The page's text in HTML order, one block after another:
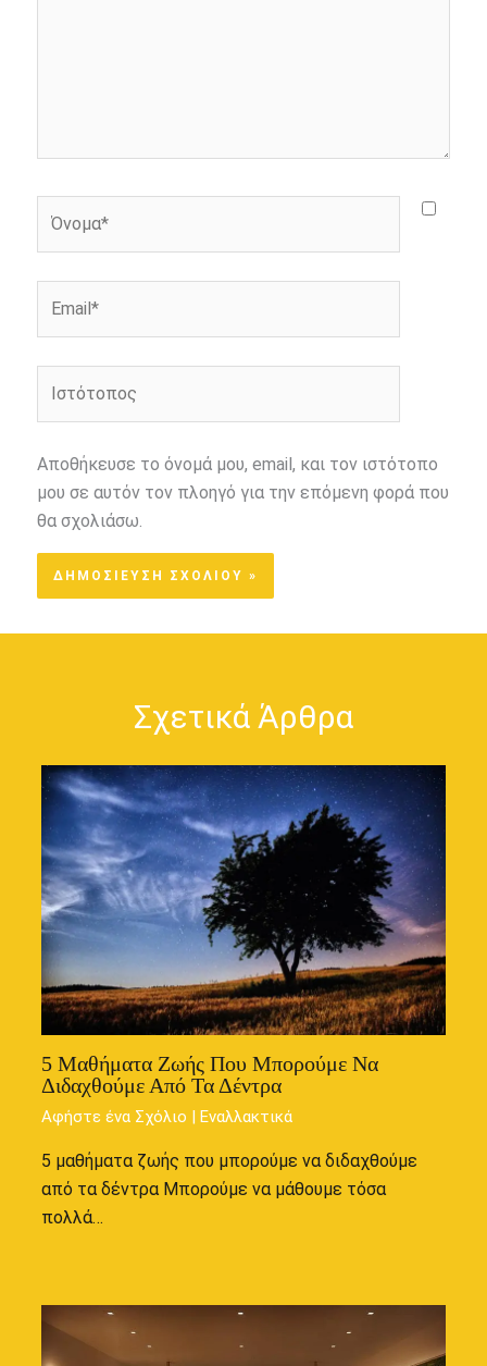
Αποθήκευσε το όνομά μου, email, και τον ιστότοπο
μου σε αυτόν τον πλοηγό για την επόμενη φορά που
θα σχολιάσω.
Σχετικά Άρθρα
5 Μαθήματα Ζωής Που Μπορούμε Να
Διδαχθούμε Από Τα Δέντρα
Αφήστε ένα Σχόλιο Εναλλακτικά
5 μαθήματα ζωής που μπορούμε να διδαχθούμε
από τα δέντρα Μπορούμε να μάθουμε τόσα
πολλά…